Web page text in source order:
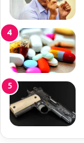
मि
त्त
प्र
सि
द्ध
ॐ
का
ली
श्री
का
ली